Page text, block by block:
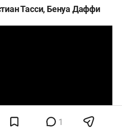
Тасси, Бенуа Даффи
1